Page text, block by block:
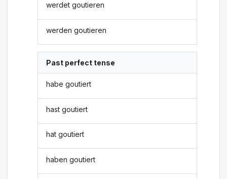
werdet goutieren
werden goutieren
Past perfect tense
habe goutiert
hast goutiert
hat goutiert
haben goutiert